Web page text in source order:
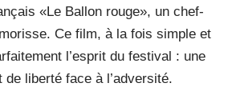
«Le Ballon rouge», un chef-
Ce film, à la fois simple et
l’esprit du festival : une
de liberté face à l’adversité.